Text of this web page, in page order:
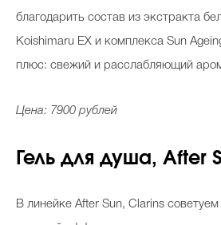
благодарить состав из экстракта
Koishimaru EX и комплекса Sun
плюс: свежий и расслабляющий
Цена: 7900 рублей
Гель для душа, After
В линейке After Sun, Clarins